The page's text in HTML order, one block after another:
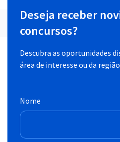
Deseja receber
concursos?
Descubra as oportunidades
área de interesse ou da
Nome